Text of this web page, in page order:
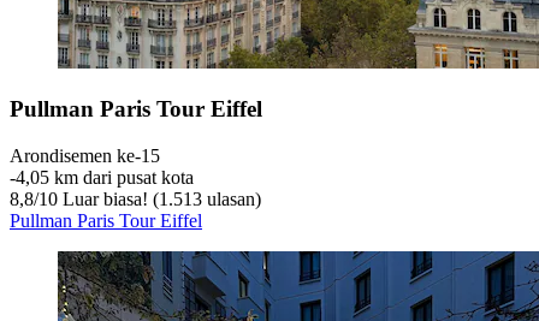
Pullman Paris Tour Eiffel
Arondisemen ke-15
‐4,05 km dari pusat kota
8,8/10 Luar biasa! (1.513 ulasan)
Pullman Paris Tour Eiffel